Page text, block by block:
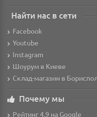
Найти нас в сети
Facebook
Youtube
Instagram
Шоурум в Киеве
Склад-магазин в
Почему мы
Рейтинг 4.9 на Google